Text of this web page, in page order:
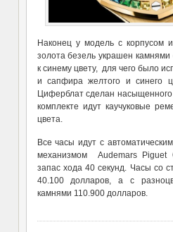
Наконец у модель с корпусом
золота безель украшен
к синему цвету, для чего было
и сапфира желтого и синего
Циферблат сделан насыщенного
комплекте идут каучуковые
цвета.
Все часы идут с
механизмом Audemars
запас хода 40 секунд. Часы со
40.100 долларов, а с
камнями 110.900 долларов.